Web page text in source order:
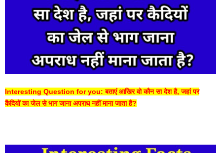
Interesting Question for you: बताएं आखिर वो कौन सा देश है, जहां पर
कैदियों का जेल से भाग जाना अपराध नहीं माना जाता है?